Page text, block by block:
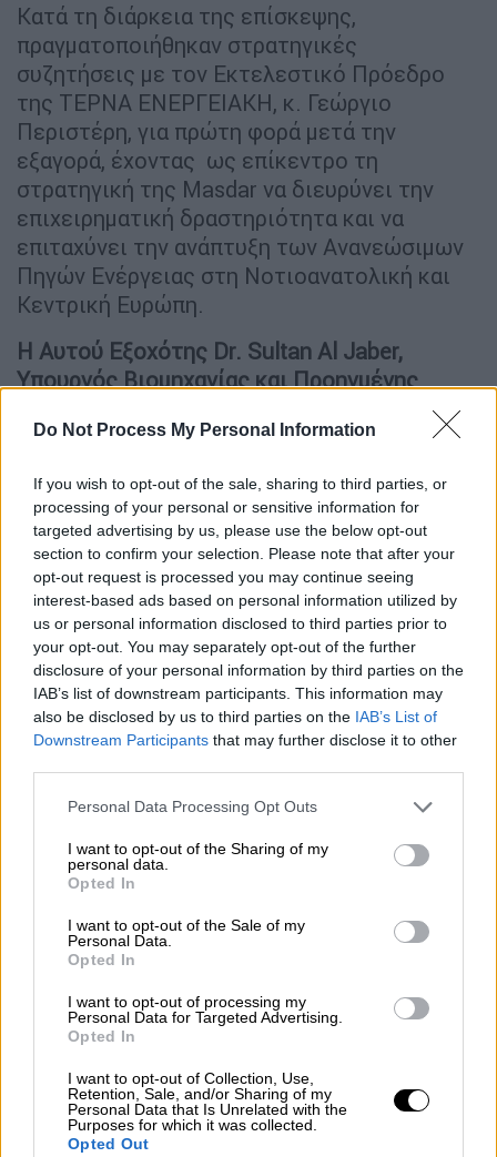
Do Not Process My Personal Information
If you wish to opt-out of the sale, sharing to third parties, or
processing of your personal or sensitive information for
targeted advertising by us, please use the below opt-out
section to confirm your selection. Please note that after your
opt-out request is processed you may continue seeing
interest-based ads based on personal information utilized by
us or personal information disclosed to third parties prior to
your opt-out. You may separately opt-out of the further
disclosure of your personal information by third parties on the
IAB’s list of downstream participants. This information may
also be disclosed by us to third parties on the IAB’s List of
Downstream Participants that may further disclose it to other
Please note that this website/app uses one or more Google
not limited to your visit or usage behaviour. You may click to
grant or deny consent to Google and its third-party tags to
use your data for below specified purposes in below Google
consent section.
Personal Data Processing Opt Outs
I want to opt-out of the Sharing of my
personal data.
Opted In
I want to opt-out of the Sale of my
Personal Data.
Opted In
I want to opt-out of processing my
Personal Data for Targeted Advertising.
Opted In
I want to opt-out of Collection, Use,
Retention, Sale, and/or Sharing of my
Personal Data that Is Unrelated with the
Purposes for which it was collected.
Opted Out
Κατά τη διάρκεια της επίσκεψης,
πραγματοποιήθηκαν στρατηγικές
συζητήσεις με τον Εκτελεστικό Πρόεδρο
της ΤΕΡΝΑ ΕΝΕΡΓΕΙΑΚΗ, κ. Γεώργιο
Περιστέρη, για πρώτη φορά μετά την
εξαγορά, έχοντας ως επίκεντρο τη
στρατηγική της Masdar να διευρύνει την
επιχειρηματική δραστηριότητα και να
επιταχύνει την ανάπτυξη των Ανανεώσιμων
Πηγών Ενέργειας στη Νοτιοανατολική και
Κεντρική Ευρώπη.
Η Αυτού Εξοχότης Dr. Sultan Al Jaber,
Υπουργός Βιομηχανίας και Προηγμένης
Τεχνολογίας των ΗΑΕ και Πρόεδρος της
Masdar, δήλωσε:«Η ένταξη της ΤΕΡΝΑ
ενισχύει τη θέση μας στην Ελλάδα και την
ευρύτερη περιοχή, επιτρέποντάς μας να
επιταχύνουμε την ανάπτυξη λύσεων
ανανεώσιμης ενέργειας και να
ενεργοποιήσουμε τις επενδύσεις που
απαιτούνται ώστε τα κράτη να επιτύχουν τους
στόχους τους για καθαρή ενέργεια. Αυτή η
εξαγορά αποδεικνύει επίσης τη δέσμευση
τόσο των Ηνωμένων Αραβικών Εμιράτων όσο
και τηςMasdarνα προσφέρουν οικονομικά
όλους».
Η εξαγορά της ΤΕΡΝΑ ΕΝΕΡΓΕΙΑΚΗ ενισχύει
τη συμβολή της εταιρείας στην επίτευξη
των στόχων του Εθνικού Σχεδίου για την
Ενέργεια και το Κλίμα (ΕΣΕΚ) και του στόχου
της ΕΕ για μηδενικές εκπομπές έως το 2050
ενώ συνεισφέρει στον στόχο της Μasdar για
παγκόσμια εγκατεστημένη ισχύ 100GW έως
να διαθέτει χαρτοφυλάκιο εγκατεστημένης
ισχύος 6GW έως το 2030, στόχο που
υποστηρίζει η μακρά τεχνογνωσία της